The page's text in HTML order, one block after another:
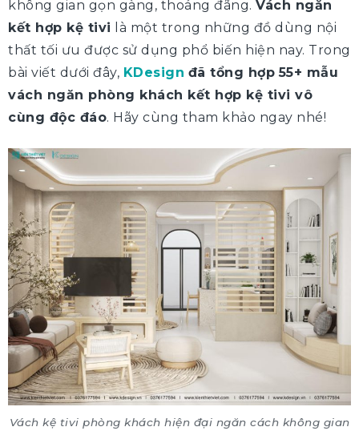
không gian gọn gàng, thoáng đãng. Vách ngăn
kết hợp kệ tivi là một trong những đồ dùng nội
thất tối ưu được sử dụng phổ biến hiện nay. Trong
bài viết dưới đây, KDesign đã tổng hợp 55+ mẫu
vách ngăn phòng khách kết hợp kệ tivi vô
cùng độc đáo. Hãy cùng tham khảo ngay nhé!
Vách kệ tivi phòng khách hiện đại ngăn cách không gian